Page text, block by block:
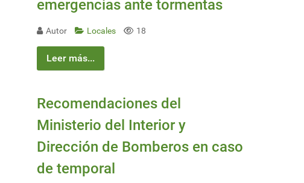
emergencias ante tormentas
Autor Locales 18
Leer más...
Recomendaciones del
Ministerio del Interior y
Dirección de Bomberos en caso
de temporal